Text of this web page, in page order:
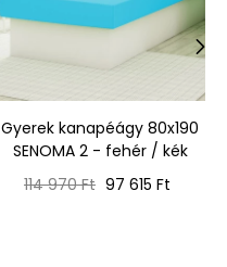
Gyerek kanapéágy 80x190
SENOMA 2 - fehér / kék
Normál
114 970 Ft Ár
97 615 Ft
›